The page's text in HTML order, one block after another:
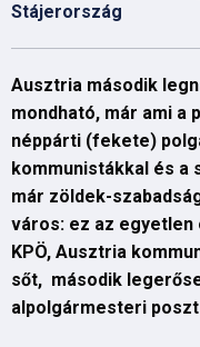
Stájerország
Ausztria második
mondható, már ami a
néppárti (fekete)
kommunistákkal és a
már zöldek-
város: ez az
KPÖ, Ausztria
sőt, második
alpolgármesteri